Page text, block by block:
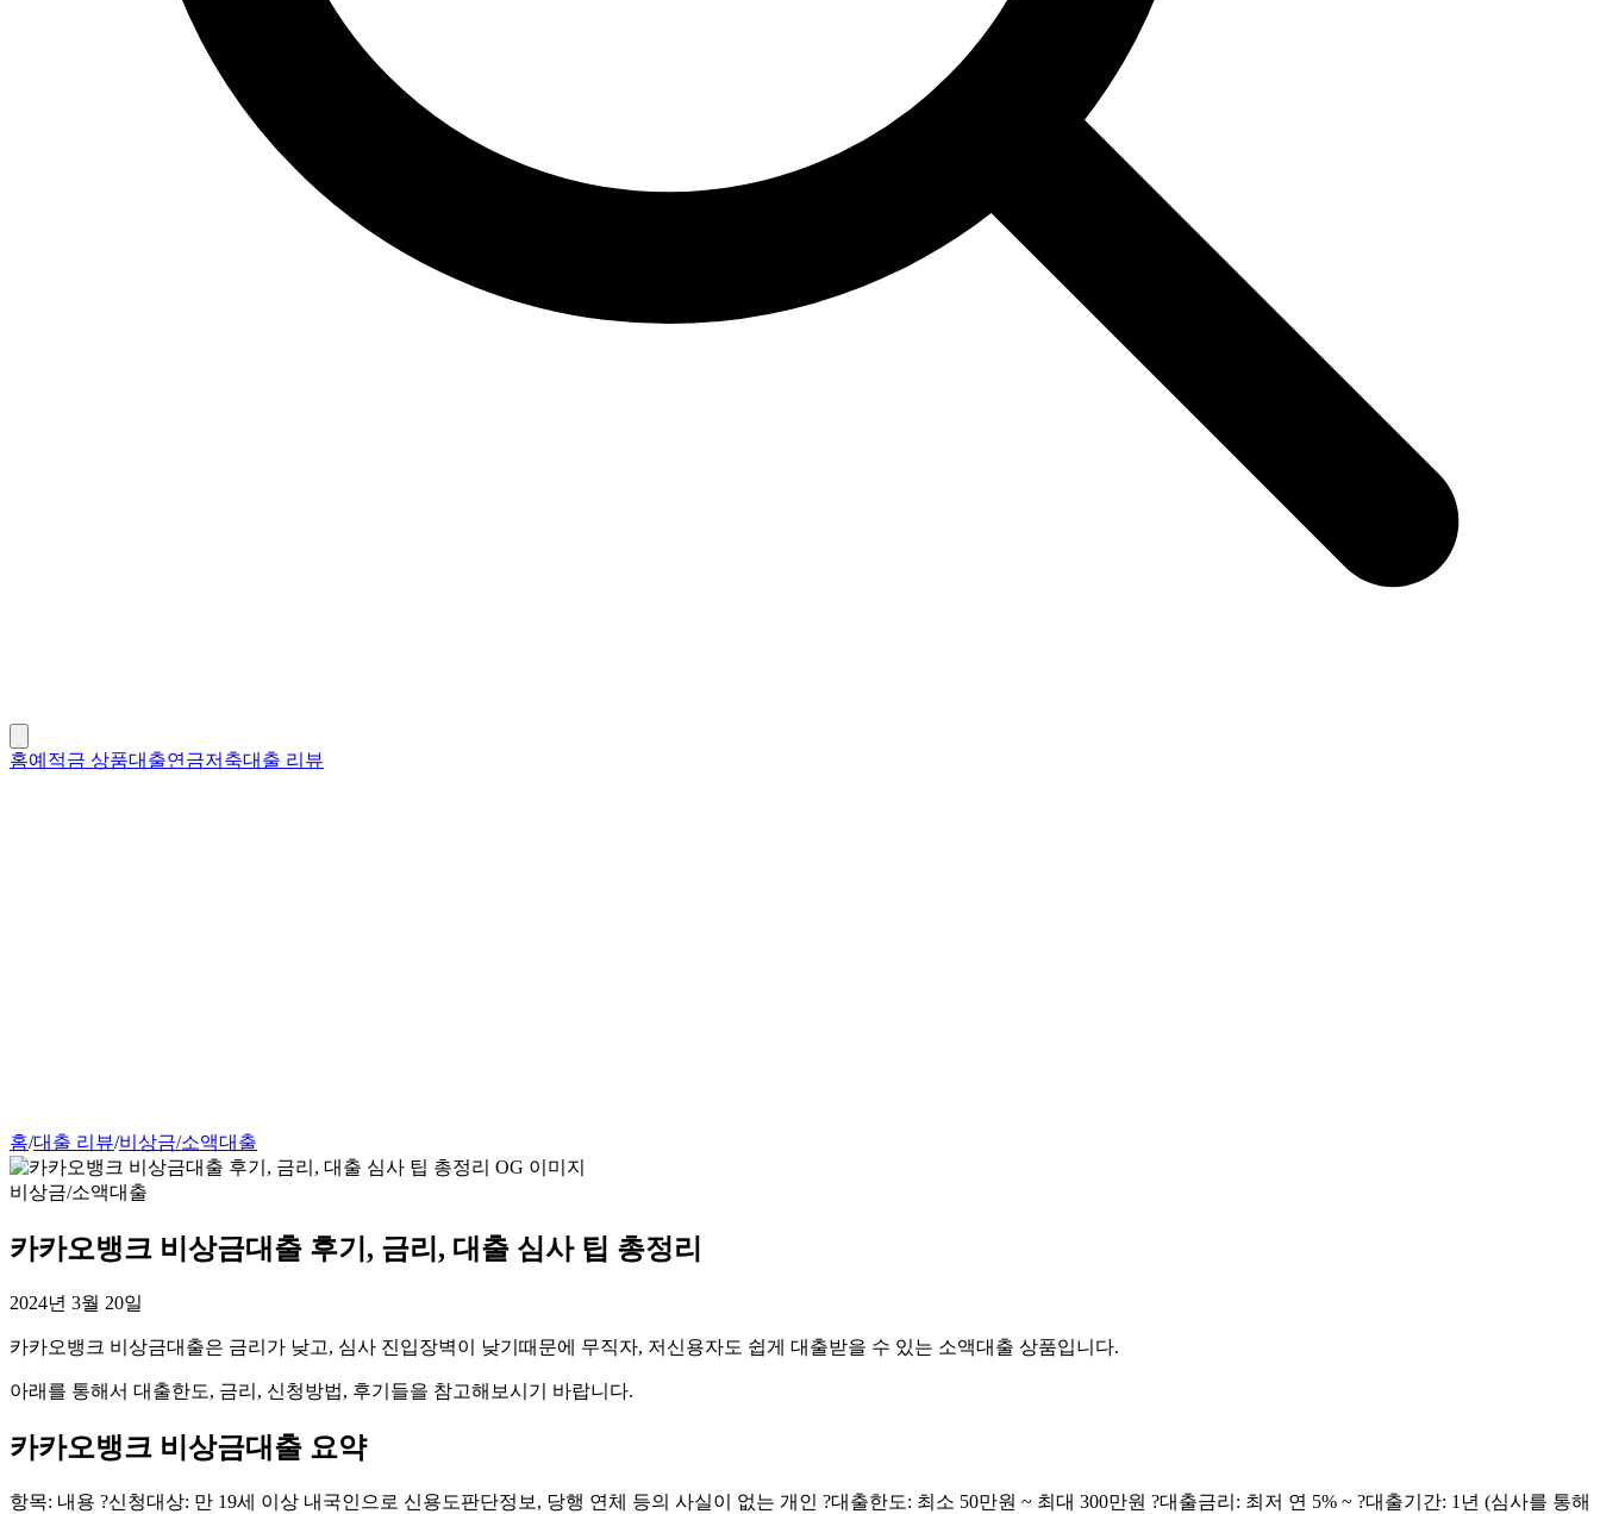
홈예적금 상품대출연금저축대출 리뷰
홈/대출 리뷰/비상금/소액대출
비상금/소액대출
카카오뱅크 비상금대출 후기, 금리, 대출 심사 팁 총정리
2024년 3월 20일
카카오뱅크 비상금대출은 금리가 낮고, 심사 진입장벽이 낮기때문에 무직자, 저신용자도 쉽게 대출받을 수 있는 소액대출 상품입니다.
아래를 통해서 대출한도, 금리, 신청방법, 후기들을 참고해보시기 바랍니다.
카카오뱅크 비상금대출 요약
항목: 내용 ?신청대상: 만 19세 이상 내국인으로 신용도판단정보, 당행 연체 등의 사실이 없는 개인 ?대출한도: 최소 50만원 ~ 최대 300만원 ?대출금리: 최저 연 5% ~ ?대출기간: 1년 (심사를 통해